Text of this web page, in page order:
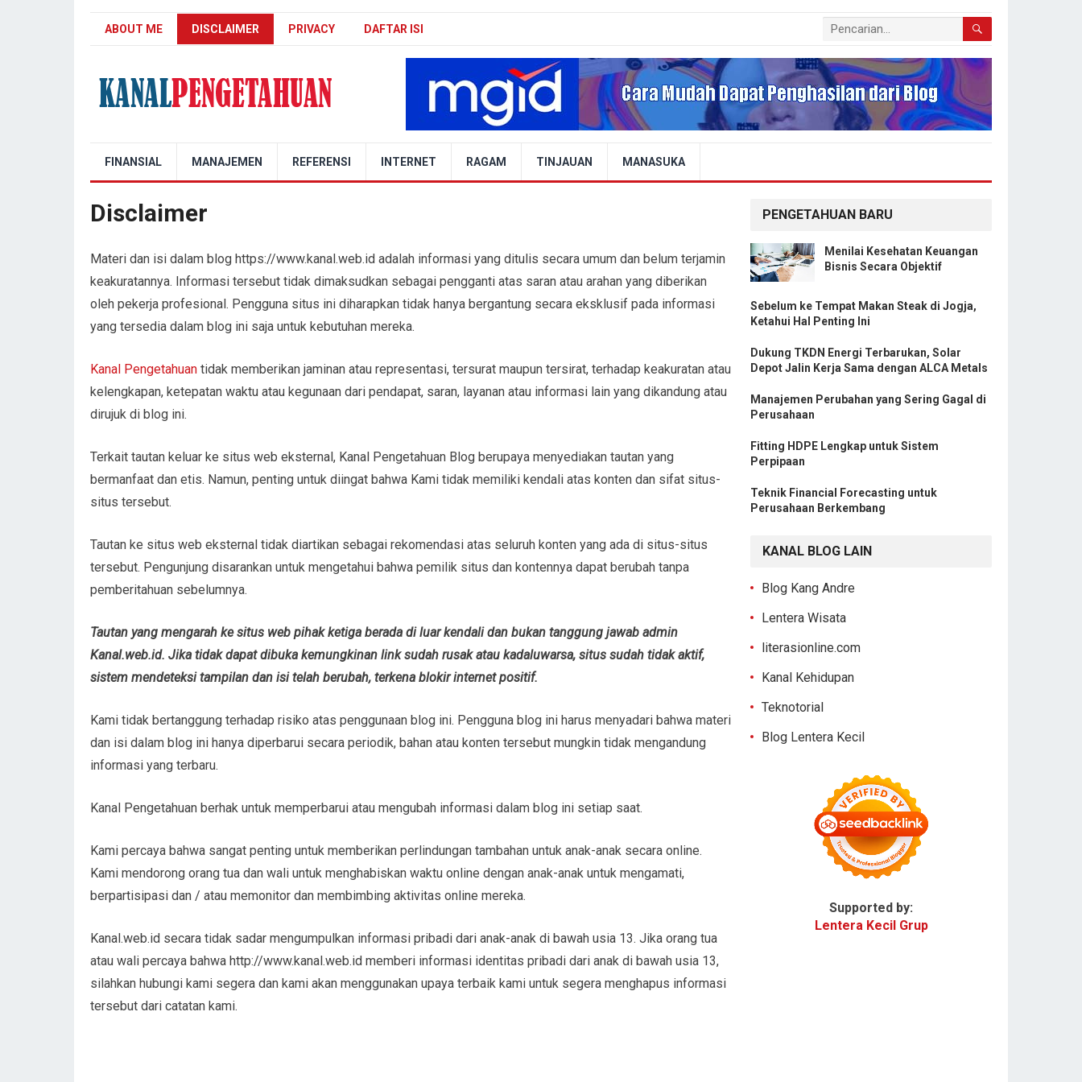
ABOUT ME DISCLAIMER PRIVACY DAFTAR ISI
FINANSIAL MANAJEMEN REFERENSI INTERNET RAGAM TINJAUAN MANASUKA
Disclaimer
Materi dan isi dalam blog https://www.kanal.web.id adalah informasi yang ditulis secara umum dan belum terjamin
keakuratannya. Informasi tersebut tidak dimaksudkan sebagai pengganti atas saran atau arahan yang diberikan
oleh pekerja profesional. Pengguna situs ini diharapkan tidak hanya bergantung secara eksklusif pada informasi
yang tersedia dalam blog ini saja untuk kebutuhan mereka.
Kanal Pengetahuan tidak memberikan jaminan atau representasi, tersurat maupun tersirat, terhadap keakuratan atau
kelengkapan, ketepatan waktu atau kegunaan dari pendapat, saran, layanan atau informasi lain yang dikandung atau
dirujuk di blog ini.
Terkait tautan keluar ke situs web eksternal, Kanal Pengetahuan Blog berupaya menyediakan tautan yang
bermanfaat dan etis. Namun, penting untuk diingat bahwa Kami tidak memiliki kendali atas konten dan sifat situs-
situs tersebut.
Tautan ke situs web eksternal tidak diartikan sebagai rekomendasi atas seluruh konten yang ada di situs-situs
tersebut. Pengunjung disarankan untuk mengetahui bahwa pemilik situs dan kontennya dapat berubah tanpa
pemberitahuan sebelumnya.
Tautan yang mengarah ke situs web pihak ketiga berada di luar kendali dan bukan tanggung jawab admin
Kanal.web.id. Jika tidak dapat dibuka kemungkinan link sudah rusak atau kadaluwarsa, situs sudah tidak aktif,
sistem mendeteksi tampilan dan isi telah berubah, terkena blokir internet positif.
Kami tidak bertanggung terhadap risiko atas penggunaan blog ini. Pengguna blog ini harus menyadari bahwa materi
dan isi dalam blog ini hanya diperbarui secara periodik, bahan atau konten tersebut mungkin tidak mengandung
informasi yang terbaru.
Kanal Pengetahuan berhak untuk memperbarui atau mengubah informasi dalam blog ini setiap saat.
Kami percaya bahwa sangat penting untuk memberikan perlindungan tambahan untuk anak-anak secara online.
Kami mendorong orang tua dan wali untuk menghabiskan waktu online dengan anak-anak untuk mengamati,
berpartisipasi dan / atau memonitor dan membimbing aktivitas online mereka.
Kanal.web.id secara tidak sadar mengumpulkan informasi pribadi dari anak-anak di bawah usia 13. Jika orang tua
atau wali percaya bahwa http://www.kanal.web.id memberi informasi identitas pribadi dari anak di bawah usia 13,
silahkan hubungi kami segera dan kami akan menggunakan upaya terbaik kami untuk segera menghapus informasi
tersebut dari catatan kami.
PENGETAHUAN BARU
Menilai Kesehatan Keuangan
Bisnis Secara Objektif
Sebelum ke Tempat Makan Steak di Jogja,
Ketahui Hal Penting Ini
Dukung TKDN Energi Terbarukan, Solar
Depot Jalin Kerja Sama dengan ALCA Metals
Manajemen Perubahan yang Sering Gagal di
Perusahaan
Fitting HDPE Lengkap untuk Sistem
Perpipaan
Teknik Financial Forecasting untuk
Perusahaan Berkembang
KANAL BLOG LAIN
Blog Kang Andre
Lentera Wisata
literasionline.com
Kanal Kehidupan
Teknotorial
Blog Lentera Kecil
Supported by:
Lentera Kecil Grup